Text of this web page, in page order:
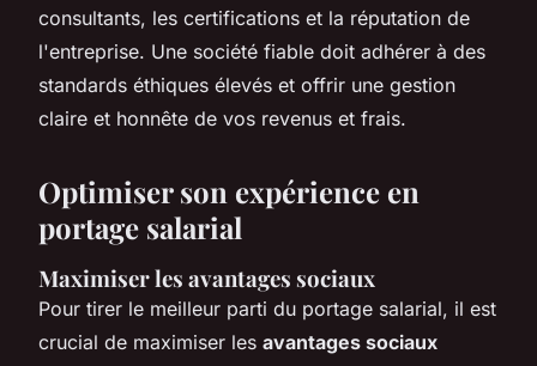
consultants, les certifications et la réputation de
l'entreprise. Une société fiable doit adhérer à des
standards éthiques élevés et offrir une gestion
claire et honnête de vos revenus et frais.
Optimiser son expérience en
portage salarial
Maximiser les avantages sociaux
Pour tirer le meilleur parti du portage salarial, il est
crucial de maximiser les avantages sociaux